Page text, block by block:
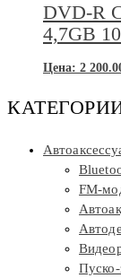
DVD-R
4,7GB
Цена: 2
FM-
Пуско-